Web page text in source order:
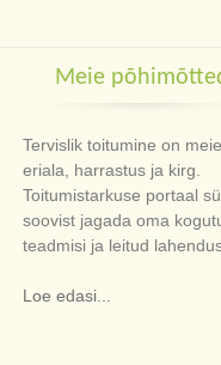
Meie
Tervislik toitumine on meie
eriala, harrastus ja kirg.
Toitumistarkuse portaal
soovist jagada oma
teadmisi ja leitud
Loe edasi...